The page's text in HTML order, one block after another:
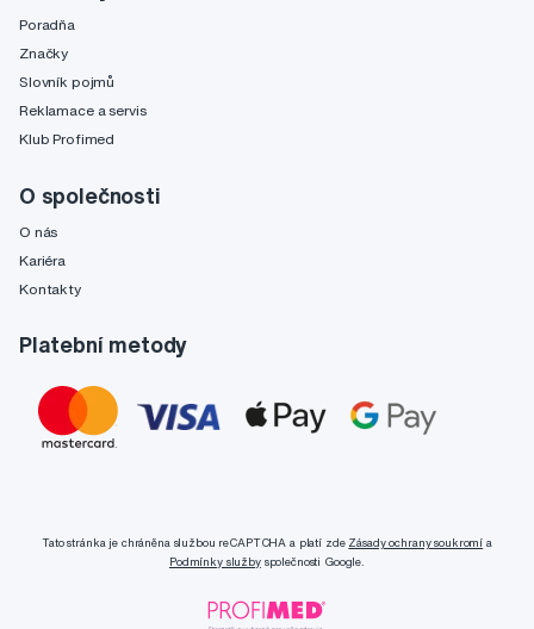
Poradňa
Značky
Slovník pojmů
Reklamace a servis
Klub Profimed
O společnosti
O nás
Kariéra
Kontakty
Platební metody
Tato stránka je chráněna službou reCAPTCHA a platí zde Zásady ochrany soukromí a
Podmínky službyspolečnosti Google.